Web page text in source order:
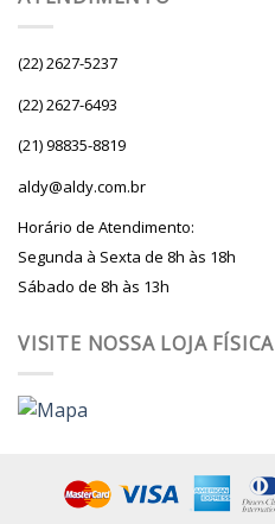
(22) 2627-5237
(22) 2627-6493
(21) 98835-8819
aldy@aldy.com.br
Horário de Atendimento:
Segunda à Sexta de 8h às 18h
Sábado de 8h às 13h
VISITE NOSSA LOJA FÍSICA